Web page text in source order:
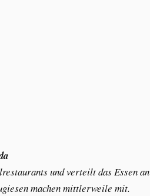
und verteilt das Essen an
machen mittlerweile mit.